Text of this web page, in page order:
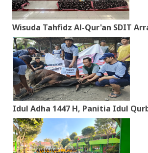
Wisuda Tahfidz Al-Qur'an SDIT
Idul Adha 1447 H, Panitia Idul